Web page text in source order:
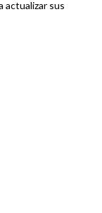
actualizar sus